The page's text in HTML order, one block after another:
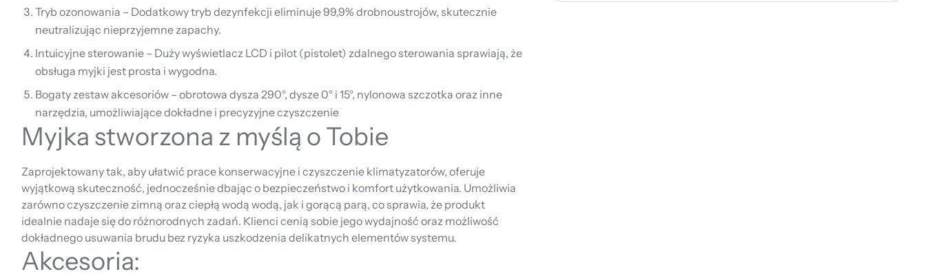
Tryb ozonowania – Dodatkowy tryb dezynfekcji eliminuje 99,9% drobnoustrojów, skutecznie
neutralizując nieprzyjemne zapachy.
Intuicyjne sterowanie – Duży wyświetlacz LCD i pilot (pistolet) zdalnego sterowania sprawiają, że
obsługa myjki jest prosta i wygodna.
Bogaty zestaw akcesoriów – obrotowa dysza 290°, dysze 0° i 15°, nylonowa szczotka oraz inne
narzędzia, umożliwiające dokładne i precyzyjne czyszczenie
Myjka stworzona z myślą o Tobie
Zaprojektowany tak, aby ułatwić prace konserwacyjne i czyszczenie klimatyzatorów, oferuje
wyjątkową skuteczność, jednocześnie dbając o bezpieczeństwo i komfort użytkowania. Umożliwia
zarówno czyszczenie zimną oraz ciepłą wodą wodą, jak i gorącą parą, co sprawia, że produkt
idealnie nadaje się do różnorodnych zadań. Klienci cenią sobie jego wydajność oraz możliwość
dokładnego usuwania brudu bez ryzyka uszkodzenia delikatnych elementów systemu.
Akcesoria: